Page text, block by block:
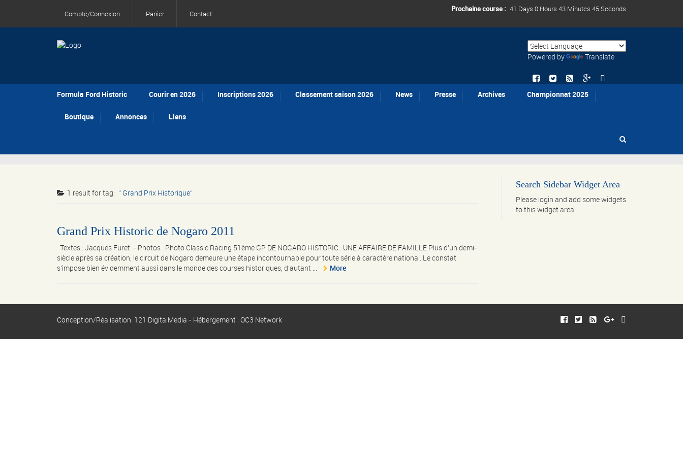
Compte/Connexion Panier Contact
Prochaine course : 41 Days 0 Hours 43 Minutes 45 Seconds
Powered by Translate
Formula Ford Historic Courir en 2026 Inscriptions 2026 Classement saison 2026 News Presse Archives Championnat 2025
Boutique Annonces Liens
1 result fortag: Grand Prix Historique
Grand Prix Historic de Nogaro 2011
Textes : Jacques Furet - Photos : Photo Classic Racing 51ème GP DE NOGARO HISTORIC : UNE AFFAIRE DE FAMILLE Plus d’un demi-
siècle après sa création, le circuit de Nogaro demeure une étape incontournable pour toute série à caractère national. Le constat
s’impose bien évidemment aussi dans le monde des courses historiques, d’autant ...
More
Search Sidebar Widget Area
Please login and add some widgets
to this widget area.
Conception/Réalisation: 121 DigitalMedia - Hébergement : OC3 Network